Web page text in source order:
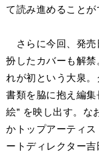
て読み進めることが
さらに今回、発売
扮したカバーも解
れが初という大泉
書類を脇に抱え編
絵" を映し出す。な
かトップアーティ
ートディレクター